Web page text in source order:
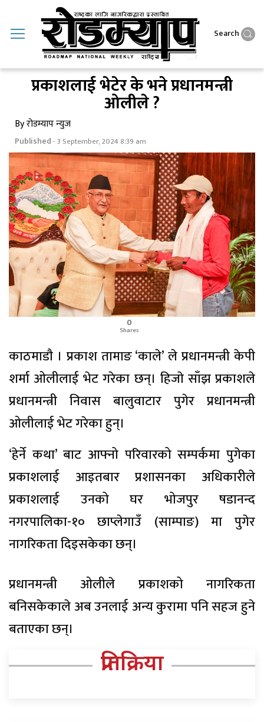
Search
प्रकाशलाई भेटेर के भने प्रधानमन्त्री
ओलीले ?
By रोडम्याप न्युज
Published- 3 September, 2024 8:39 am
0
Shares
काठमाडाै । प्रकाश तामाङ ‘काले’ ले प्रधानमन्त्री केपी
शर्मा ओलीलाई भेट गरेका छन्। हिजाे साँझ प्रकाशले
प्रधानमन्त्री निवास बालुवाटार पुगेर प्रधानमन्त्री
ओलीलाई भेट गरेका हुन्।
‘हेर्ने कथा’ बाट आफ्नो परिवारको सम्पर्कमा पुगेका
प्रकाशलाई आइतबार प्रशासनका अधिकारीले
प्रकाशलाई उनको घर भोजपुर षडानन्द
नगरपालिका-१० छाप्लेगाउँ (साम्पाङ) मा पुगेर
नागरिकता दिइसकेका छन्।
प्रधानमन्त्री ओलीले प्रकाशको नागरिकता
बनिसकेकाले अब उनलाई अन्य कुरामा पनि सहज हुने
बताएका छन्।
प्रतिक्रिया